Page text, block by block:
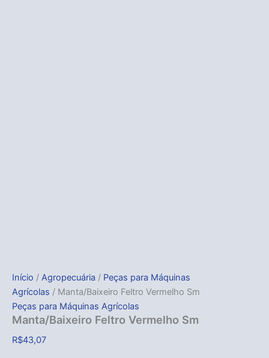
Início / Agropecuária / Peças para Máquinas
Agrícolas / Manta/Baixeiro Feltro Vermelho Sm
Peças para Máquinas Agrícolas
Manta/Baixeiro Feltro Vermelho Sm
R$43,07